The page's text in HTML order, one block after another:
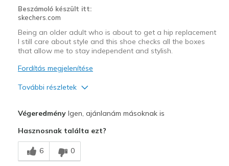
Beszámoló készült itt:
skechers.com
Being an older adult who is about to get a hip replacement
I still care about style and this shoe checks all the boxes
that allow me to stay independent and stylish.
Fordítás megjelenítése
További részletek
Breathe Well
Comfortable
VégeredményIgen, ajánlanám másoknak is
Hasznosnak találta ezt?
6 0